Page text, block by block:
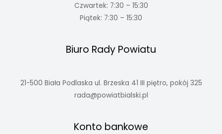
Czwartek: 7:30 – 15:30
Piątek: 7:30 – 15:30
Biuro Rady Powiatu
21-500 Biała Podlaska ul. Brzeska 41 III piętro, pokój 325
rada@powiatbialski.pl
Konto bankowe